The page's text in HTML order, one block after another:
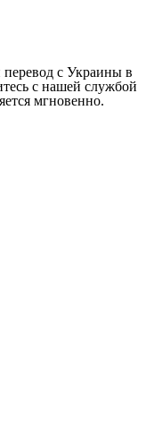
с Украины в
с нашей службой
мгновенно.